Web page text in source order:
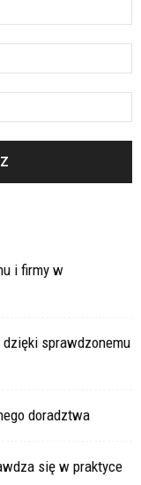
i firmy w
sprawdzonemu
doradztwa
się w praktyce